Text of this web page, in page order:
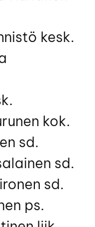
kesk.
kok.
sd.
sd.
sd.
ps.